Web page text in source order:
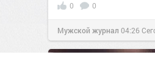
0 0
Мужской журнал 04:26